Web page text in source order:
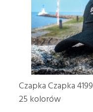
Czapka Czapka 4199
25 kolorów